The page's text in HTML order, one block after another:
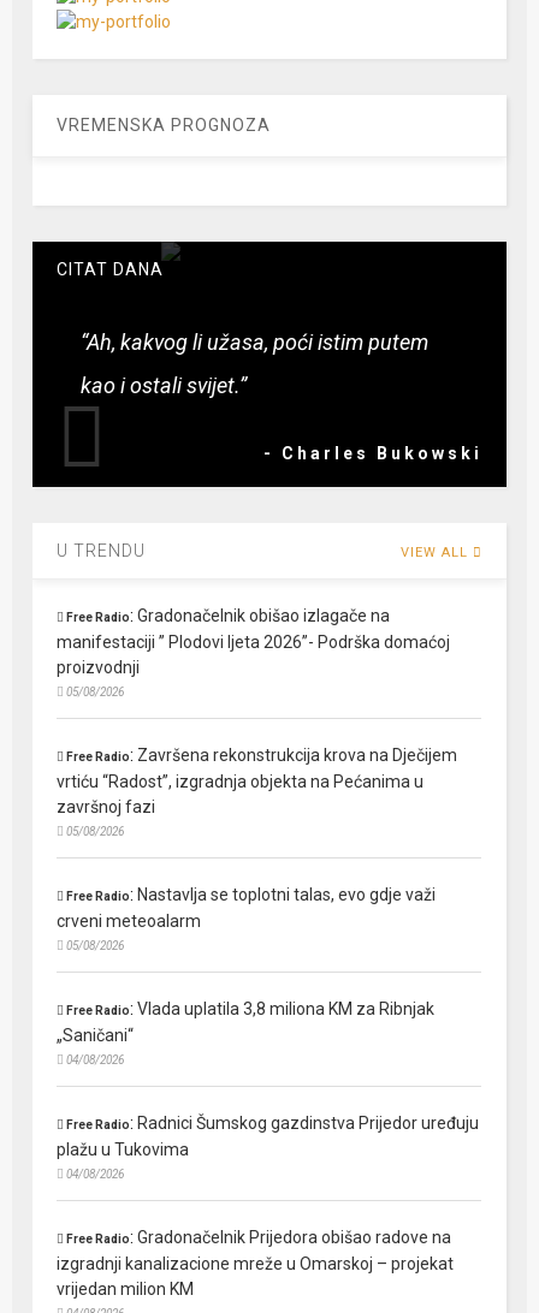
VREMENSKA PROGNOZA
CITAT DANA
“Ah, kakvog li užasa, poći istim putem
kao i ostali svijet.”
- Charles Bukowski
U TRENDU VIEW ALL
Free Radio:Gradonačelnik obišao izlagače na
manifestaciji ” Plodovi ljeta 2026”- Podrška domaćoj
proizvodnji
05/08/2026
Free Radio: Završena rekonstrukcija krova na Dječijem
vrtiću “Radost”, izgradnja objekta na Pećanima u
završnoj fazi
05/08/2026
Free Radio: Nastavlja se toplotni talas, evo gdje važi
crveni meteoalarm
05/08/2026
Free Radio:Vlada uplatila 3,8 miliona KM za Ribnjak
„Saničani“
04/08/2026
Free Radio: Radnici Šumskog gazdinstva Prijedor uređuju
plažu u Tukovima
04/08/2026
Free Radio:Gradonačelnik Prijedora obišao radove na
izgradnji kanalizacione mreže u Omarskoj – projekat
vrijedan milion KM